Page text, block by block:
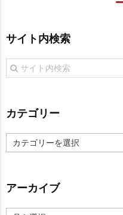
サイト内検索
カテゴリー
テ
ー
アーカイブ